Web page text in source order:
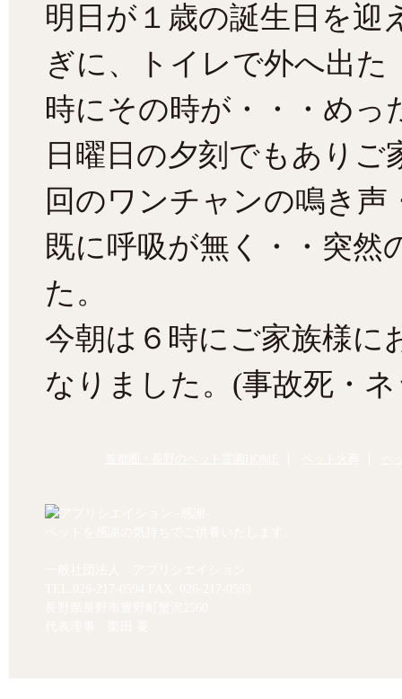
明日が１歳の誕生日を迎
ぎに、トイレで外へ出た
時にその時が・・・めっ
日曜日の夕刻でもあり
回のワンチャンの鳴き声
既に呼吸が無く・・突
た。
今朝は６時にご家族様に
なりました。(事故死・